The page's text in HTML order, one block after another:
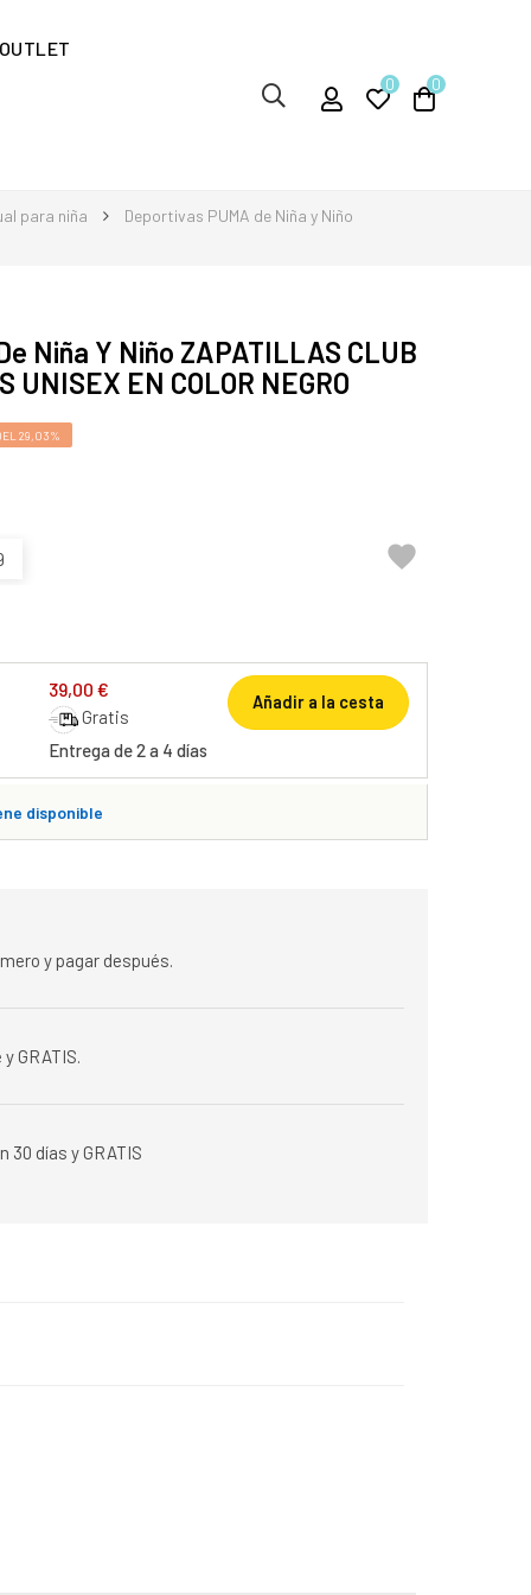
OUTLET
0 0
para niña
Deportivas PUMA de Niña y Niño
Niña Y Niño ZAPATILLAS CLUB
UNISEX EN COLOR NEGRO
29,03%

39,00 €
Gratis
Entrega de 2 a 4 días
Añadir a la cesta
disponible
y pagar después.
GRATIS.
30 días y GRATIS